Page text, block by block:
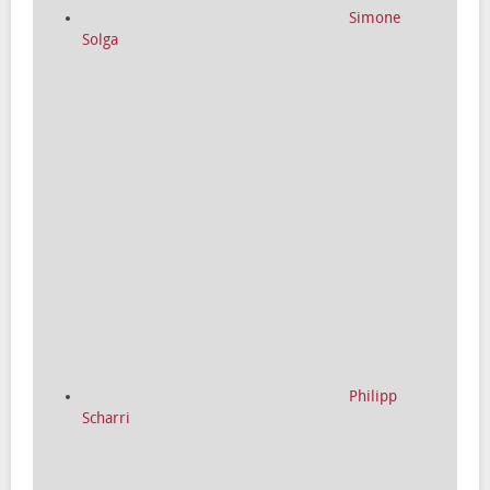
Simone
Solga
Philipp
Scharri